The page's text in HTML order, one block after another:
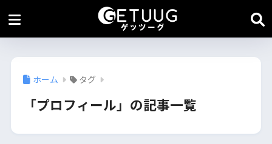
ホーム タグ
「プロフィール」の記事一覧